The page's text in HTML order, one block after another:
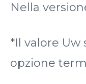
Nella
*Il valore
opzione